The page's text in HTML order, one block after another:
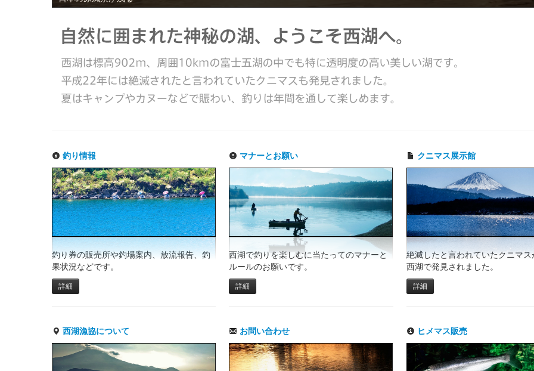
釣り情報
釣り券の販売所や釣場案内、放流報告、釣
果状況などです。
詳細
マナーとお願い
西湖で釣りを楽しむに当たってのマナーと
ルールのお願いです。
詳細
クニマス展示館
絶滅したと言われていたクニマ
西湖で発見されました。
詳細
西湖漁協について お問い合わせ ヒメマス販売